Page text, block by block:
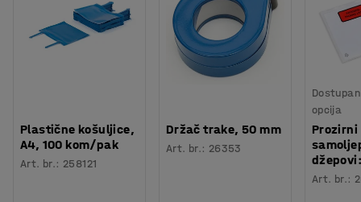
Plastične košuljice,
A4, 100 kom/pak
Art. br.: 258121
Držač trake, 50 mm
Art. br.: 26353
opcija
Prozirni
Art. br.: